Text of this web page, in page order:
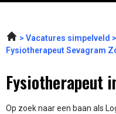
Vacatures simpelveld
Fysiotherapeut Sevagram
Fysiotherapeut
Op zoek naar een baan als